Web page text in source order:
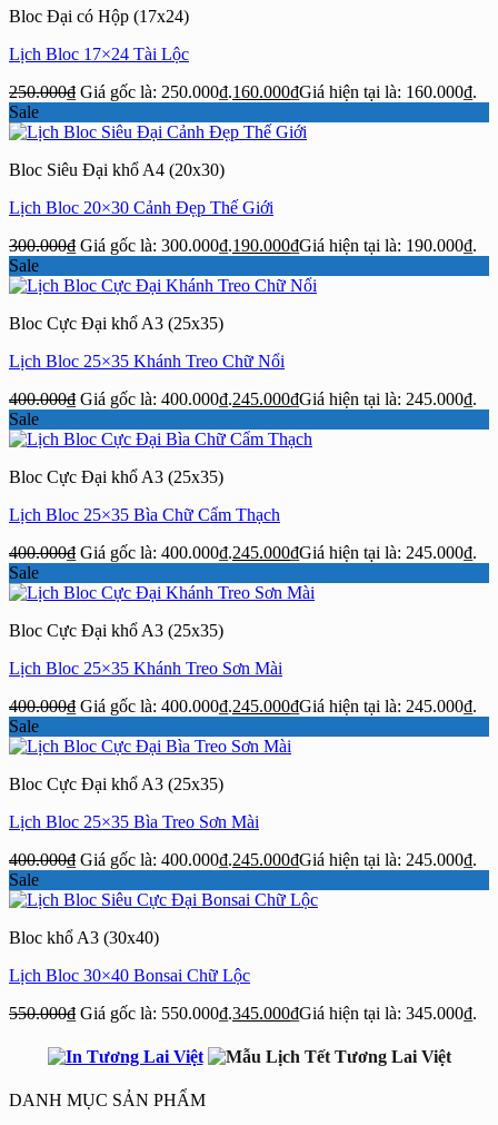
Bloc Đại có Hộp (17x24)
Lịch Bloc 17×24 Tài Lộc
250.000₫ Giá gốc là: 250.000₫.160.000₫Giá hiện tại là: 160.000₫.
Sale
Bloc Siêu Đại khổ A4 (20x30)
Lịch Bloc 20×30 Cảnh Đẹp Thế Giới
300.000₫ Giá gốc là: 300.000₫.190.000₫Giá hiện tại là: 190.000₫.
Sale
Bloc Cực Đại khổ A3 (25x35)
Lịch Bloc 25×35 Khánh Treo Chữ Nổi
400.000₫ Giá gốc là: 400.000₫.245.000₫Giá hiện tại là: 245.000₫.
Sale
Bloc Cực Đại khổ A3 (25x35)
Lịch Bloc 25×35 Bìa Chữ Cẩm Thạch
400.000₫ Giá gốc là: 400.000₫.245.000₫Giá hiện tại là: 245.000₫.
Sale
Bloc Cực Đại khổ A3 (25x35)
Lịch Bloc 25×35 Khánh Treo Sơn Mài
400.000₫ Giá gốc là: 400.000₫.245.000₫Giá hiện tại là: 245.000₫.
Sale
Bloc Cực Đại khổ A3 (25x35)
Lịch Bloc 25×35 Bìa Treo Sơn Mài
400.000₫ Giá gốc là: 400.000₫.245.000₫Giá hiện tại là: 245.000₫.
Sale
Bloc khổ A3 (30x40)
Lịch Bloc 30×40 Bonsai Chữ Lộc
550.000₫ Giá gốc là: 550.000₫.345.000₫Giá hiện tại là: 345.000₫.
DANH MỤC SẢN PHẨM